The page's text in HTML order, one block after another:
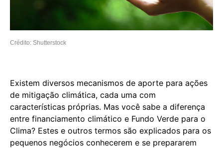
Crédito: Shutterstock
Existem diversos mecanismos de aporte para ações
de mitigação climática, cada uma com
características próprias. Mas você sabe a diferença
entre financiamento climático e Fundo Verde para o
Clima? Estes e outros termos são explicados para os
pequenos negócios conhecerem e se prepararem